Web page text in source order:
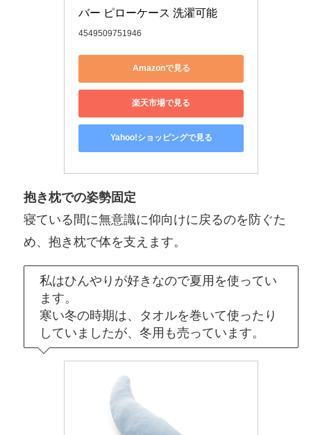
バー ピローケース 洗濯可能
4549509751946
Amazonで見る
楽天市場で見る
Yahoo!ショッピングで見る
抱き枕での姿勢固定
寝ている間に無意識に仰向けに戻るのを防ぐた
め、抱き枕で体を支えます。
私はひんやりが好きなので夏用を使ってい
ます。
寒い冬の時期は、タオルを巻いて使ったり
していましたが、冬用も売っています。